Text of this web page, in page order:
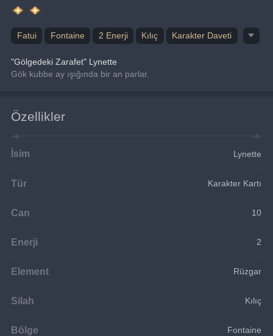
Fatui Fontaine 2 Enerji Kılıç Karakter Daveti
"Gölgedeki Zarafet" Lynette
Gök kubbe ay ışığında bir an parlar.
Özellikler
İsim Lynette
Tür Karakter Kartı
Can 10
Enerji 2
Element Rüzgar
Silah Kılıç
Bölge Fontaine